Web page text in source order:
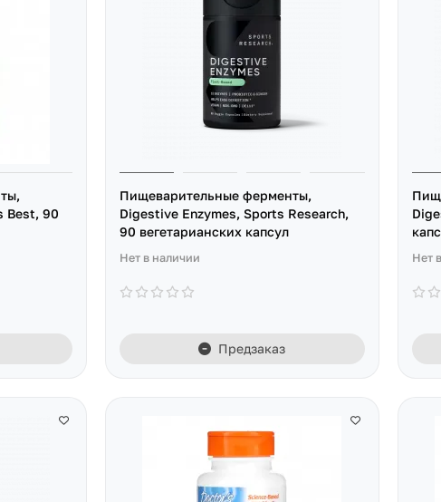
Best, 90
Пищеварительные ферменты,
Digestive Enzymes, Sports Research,
90 вегетарианских капсул
Нет в наличии
Предзаказ
Нет